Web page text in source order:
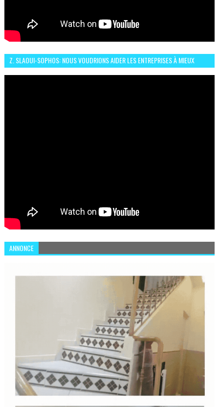
Z. SLAOUI-SOPHOS: NOUS VOUDRIONS AIDER LES ENTREPRISES À MIEUX
ANNONCE